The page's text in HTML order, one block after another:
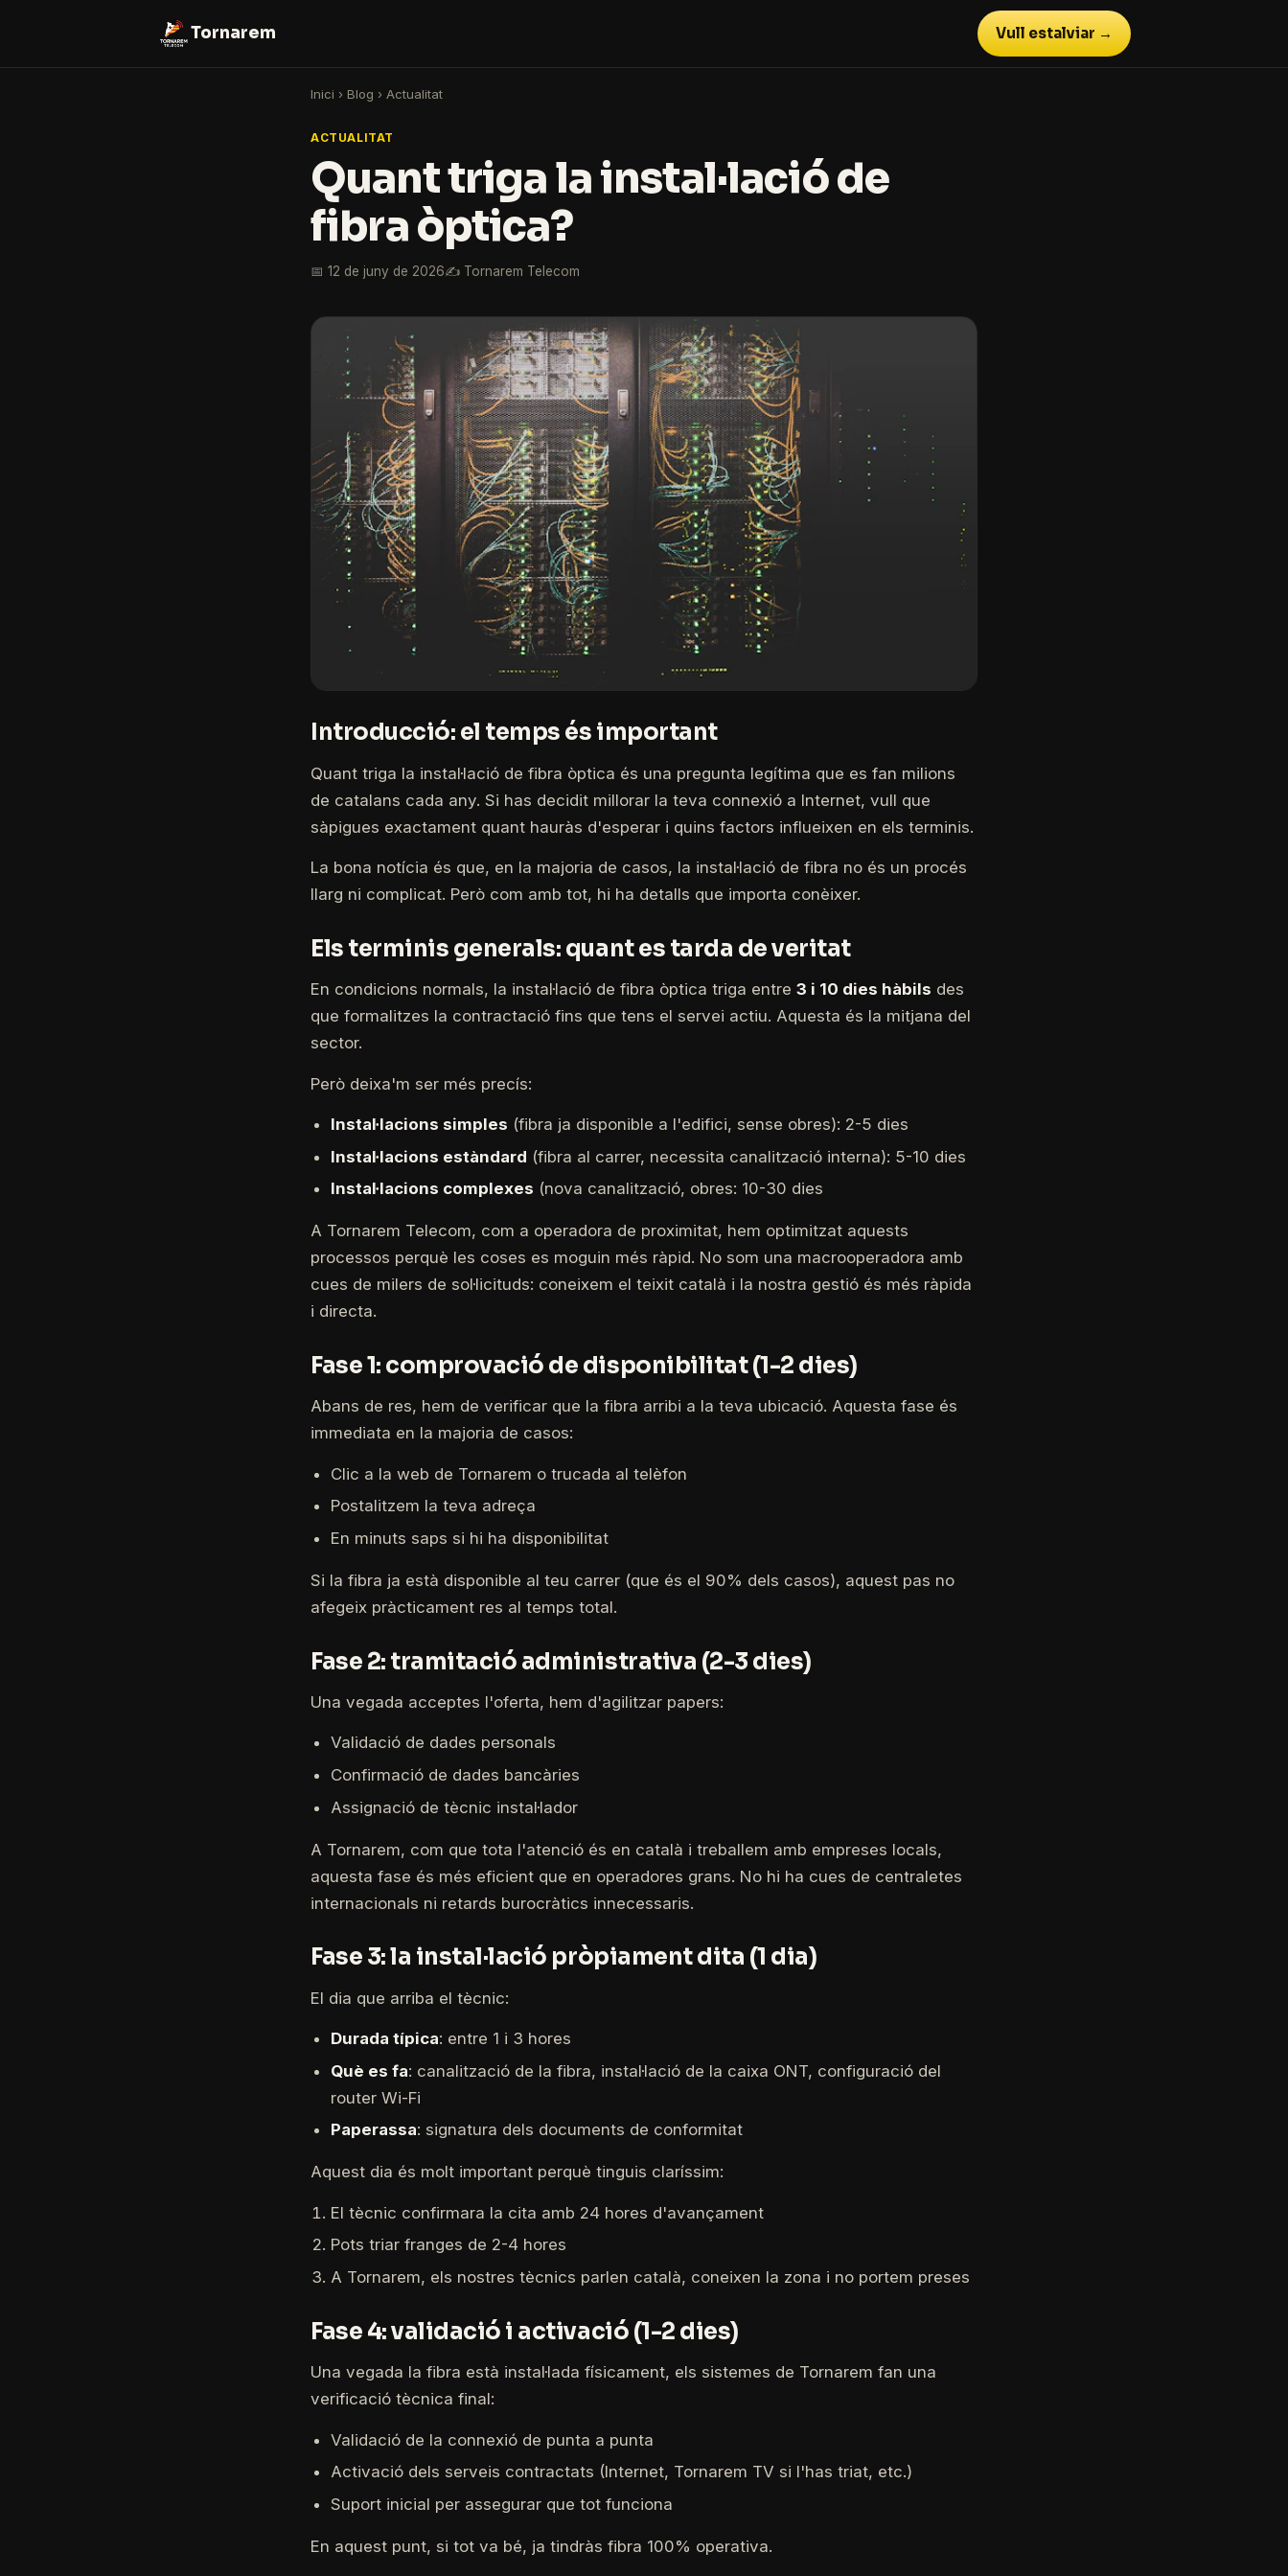
Tornarem Vull estalviar →
Inici › Blog › Actualitat
ACTUALITAT
Quant triga la instal·lació de
fibra òptica?
📅 12 de juny de 2026✍️ Tornarem Telecom
Introducció: el temps és important
Quant triga la instal·lació de fibra òptica és una pregunta legítima que es fan milions
de catalans cada any. Si has decidit millorar la teva connexió a Internet, vull que
sàpigues exactament quant hauràs d'esperar i quins factors influeixen en els terminis.
La bona notícia és que, en la majoria de casos, la instal·lació de fibra no és un procés
llarg ni complicat. Però com amb tot, hi ha detalls que importa conèixer.
Els terminis generals: quant es tarda de veritat
En condicions normals, la instal·lació de fibra òptica triga entre 3 i 10 dies hàbils des
que formalitzes la contractació fins que tens el servei actiu. Aquesta és la mitjana del
sector.
Però deixa'm ser més precís:
Instal·lacions simples (fibra ja disponible a l'edifici, sense obres): 2-5 dies
Instal·lacions estàndard (fibra al carrer, necessita canalització interna): 5-10 dies
Instal·lacions complexes (nova canalització, obres: 10-30 dies
A Tornarem Telecom, com a operadora de proximitat, hem optimitzat aquests
processos perquè les coses es moguin més ràpid. No som una macrooperadora amb
cues de milers de sol·licituds: coneixem el teixit català i la nostra gestió és més ràpida
i directa.
Fase 1: comprovació de disponibilitat (1-2 dies)
Abans de res, hem de verificar que la fibra arribi a la teva ubicació. Aquesta fase és
immediata en la majoria de casos:
Clic a la web de Tornarem o trucada al telèfon
Postalitzem la teva adreça
En minuts saps si hi ha disponibilitat
Si la fibra ja està disponible al teu carrer (que és el 90% dels casos), aquest pas no
afegeix pràcticament res al temps total.
Fase 2: tramitació administrativa (2-3 dies)
Una vegada acceptes l'oferta, hem d'agilitzar papers:
Validació de dades personals
Confirmació de dades bancàries
Assignació de tècnic instal·lador
A Tornarem, com que tota l'atenció és en català i treballem amb empreses locals,
aquesta fase és més eficient que en operadores grans. No hi ha cues de centraletes
internacionals ni retards burocràtics innecessaris.
Fase 3: la instal·lació pròpiament dita (1 dia)
El dia que arriba el tècnic:
Durada típica: entre 1 i 3 hores
Què es fa: canalització de la fibra, instal·lació de la caixa ONT, configuració del
router Wi-Fi
Paperassa: signatura dels documents de conformitat
Aquest dia és molt important perquè tinguis claríssim:
El tècnic confirmara la cita amb 24 hores d'avançament
Pots triar franges de 2-4 hores
A Tornarem, els nostres tècnics parlen català, coneixen la zona i no portem preses
Fase 4: validació i activació (1-2 dies)
Una vegada la fibra està instal·lada físicament, els sistemes de Tornarem fan una
verificació tècnica final:
Validació de la connexió de punta a punta
Activació dels serveis contractats (Internet, Tornarem TV si l'has triat, etc.)
Suport inicial per assegurar que tot funciona
En aquest punt, si tot va bé, ja tindràs fibra 100% operativa.